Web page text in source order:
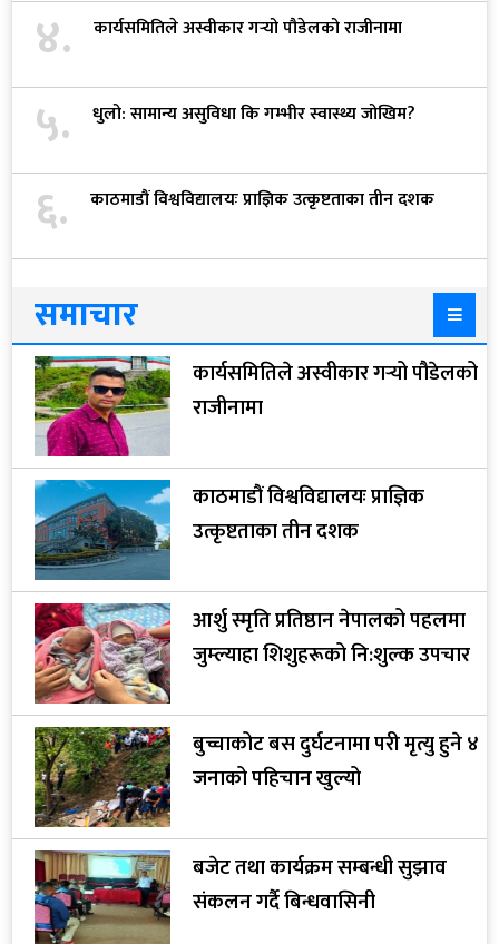
४. कार्यसमितिले अस्वीकार गर्‍यो पौडेलको राजीनामा
५. धुलो: सामान्य असुविधा कि गम्भीर स्वास्थ्य जोखिम?
६. काठमाडौं विश्वविद्यालयः प्राज्ञिक उत्कृष्टताका तीन दशक
समाचार
कार्यसमितिले अस्वीकार गर्‍यो पौडेलको
राजीनामा
काठमाडौं विश्वविद्यालयः प्राज्ञिक
उत्कृष्टताका तीन दशक
आर्शु स्मृति प्रतिष्ठान नेपालको पहलमा
जुम्ल्याहा शिशुहरूको नि:शुल्क उपचार
बुच्चाकोट बस दुर्घटनामा परी मृत्यु हुने ४
जनाको पहिचान खुल्यो
बजेट तथा कार्यक्रम सम्बन्धी सुझाव
संकलन गर्दै बिन्धवासिनी